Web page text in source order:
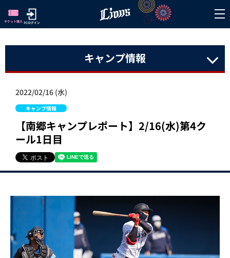
キャンプ情報
2022/02/16 (水)
キャンプ情報
【南郷キャンプレポート】2/16(水)第4ク
ール1日目